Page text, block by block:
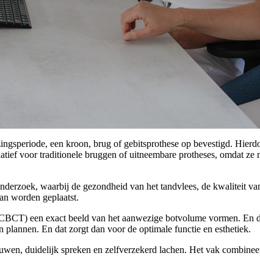
een kroon, brug of gebitsprothese op bevestigd.
voor traditionele bruggen of uitneembare protheses, omdat ze
waarbij de gezondheid van het tandvlees, de kwaliteit
worden geplaatst.
een exact beeld van het aanwezige botvolume vormen.
plannen. En dat zorgt dan voor de optimale functie en esthetiek.
duidelijk spreken en zelfverzekerd lachen. Het vak